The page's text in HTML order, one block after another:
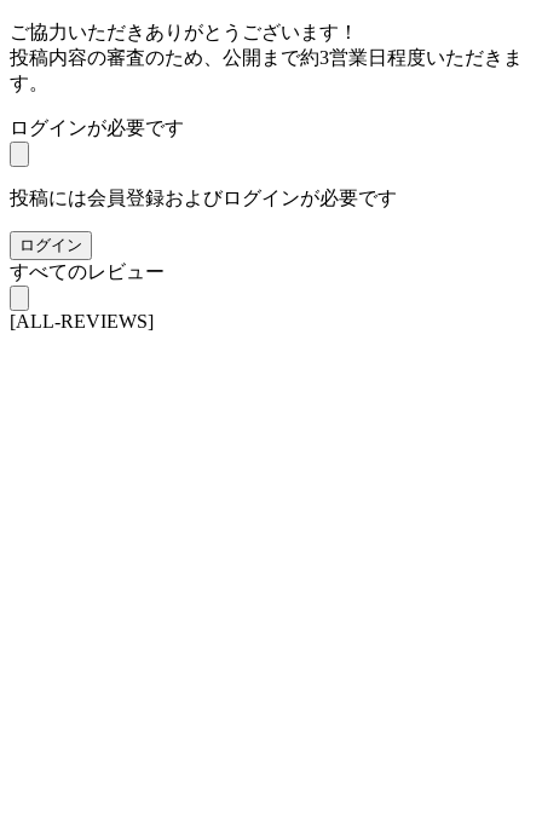
ご協力いただきありがとうございます！
投稿内容の審査のため、公開まで約3営業日程度いただきま
す。
ログインが必要です
投稿には会員登録およびログインが必要です
ログイン
すべてのレビュー
[ALL-REVIEWS]